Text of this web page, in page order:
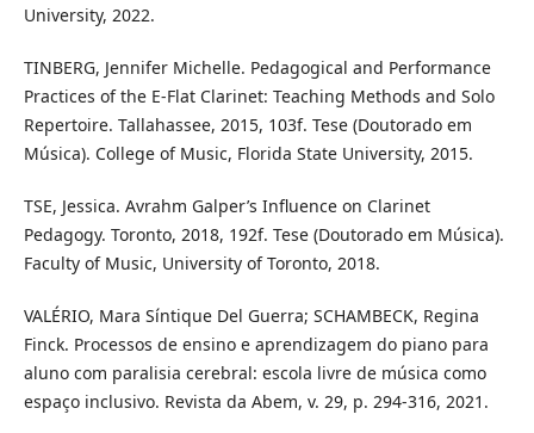
University, 2022.
TINBERG, Jennifer Michelle. Pedagogical and Performance
Practices of the E-Flat Clarinet: Teaching Methods and Solo
Repertoire. Tallahassee, 2015, 103f. Tese (Doutorado em
Música). College of Music, Florida State University, 2015.
TSE, Jessica. Avrahm Galper’s Influence on Clarinet
Pedagogy. Toronto, 2018, 192f. Tese (Doutorado em Música).
Faculty of Music, University of Toronto, 2018.
VALÉRIO, Mara Síntique Del Guerra; SCHAMBECK, Regina
Finck. Processos de ensino e aprendizagem do piano para
aluno com paralisia cerebral: escola livre de música como
espaço inclusivo. Revista da Abem, v. 29, p. 294-316, 2021.